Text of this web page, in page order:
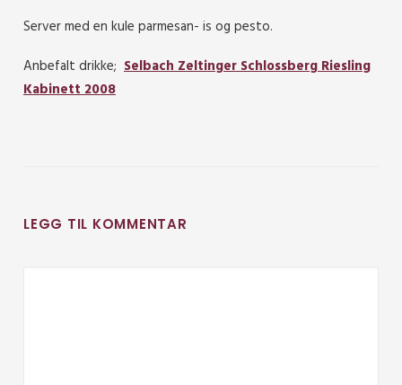
Server med en kule parmesan- is og pesto.
Anbefalt drikke; Selbach Zeltinger Schlossberg Riesling
Kabinett 2008
LEGG TIL KOMMENTAR